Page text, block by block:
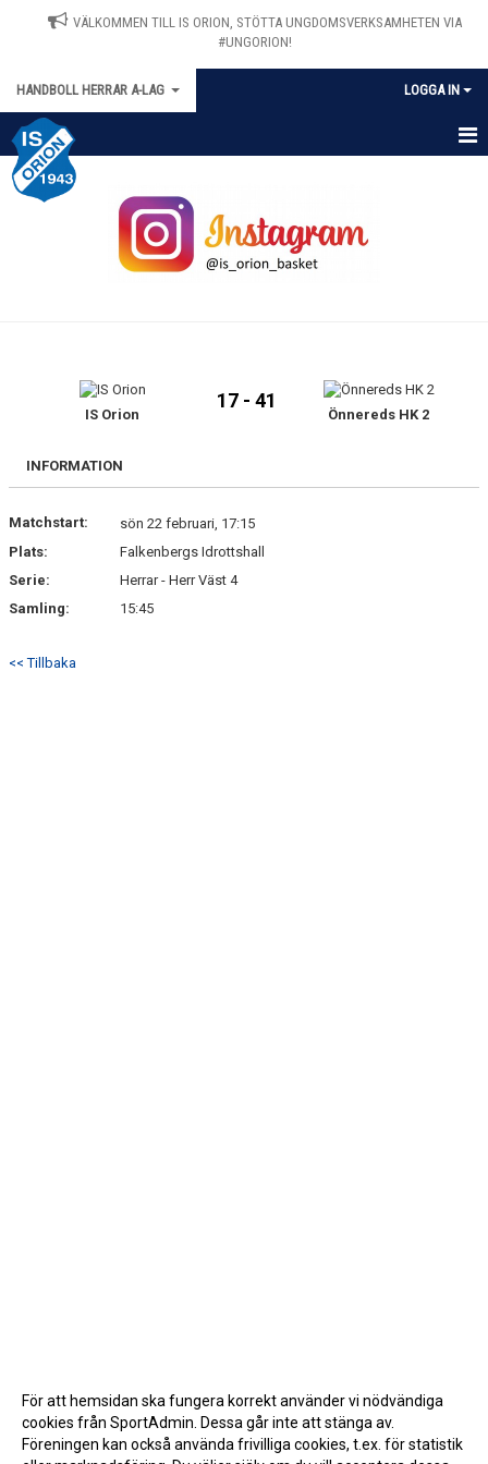
VÄLKOMMEN TILL IS ORION, STÖTTA UNGDOMSVERKSAMHETEN VIA
#UNGORION!
HANDBOLL HERRAR A-LAG LOGGA IN
HEM
BILDGALLERI
DOKUMENT
IS Orion
17 - 41
Önnereds HK 2
INFORMATION
Matchstart:
sön 22 februari, 17:15
Plats:
Falkenbergs Idrottshall
Serie:
Herrar - Herr Väst 4
Samling:
15:45
<< Tillbaka
För att hemsidan ska fungera korrekt använder vi nödvändiga
cookies från SportAdmin. Dessa går inte att stänga av.
Föreningen kan också använda frivilliga cookies, t.ex. för statistik